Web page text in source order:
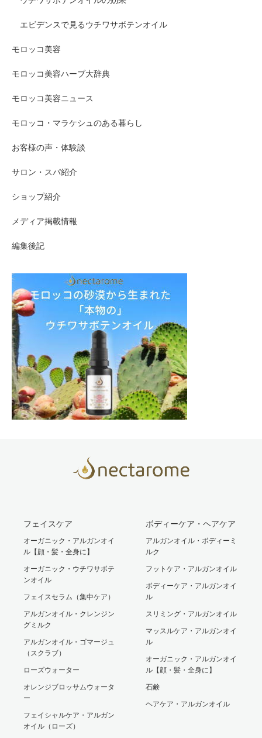
エビデンスで見るウチワサボテンオイル
モロッコ美容
モロッコ美容ハーブ大辞典
モロッコ美容ニュース
モロッコ・マラケシュのある暮らし
お客様の声・体験談
サロン・スパ紹介
ショップ紹介
メディア掲載情報
編集後記
フェイスケア
オーガニック・アルガンオイ
ル【顔・髪・全身に】
オーガニック・ウチワサボテ
ンオイル
フェイスセラム（集中ケア）
アルガンオイル・クレンジン
グミルク
アルガンオイル・ゴマージュ
（スクラブ）
ローズウォーター
オレンジブロッサムウォータ
ー
フェイシャルケア・アルガン
オイル（ローズ）
ボディーケア・ヘアケア
アルガンオイル・ボディーミ
ルク
フットケア・アルガンオイル
ボディーケア・アルガンオイ
ル
スリミング・アルガンオイル
マッスルケア・アルガンオイ
ル
オーガニック・アルガンオイ
ル【顔・髪・全身に】
石鹸
ヘアケア・アルガンオイル